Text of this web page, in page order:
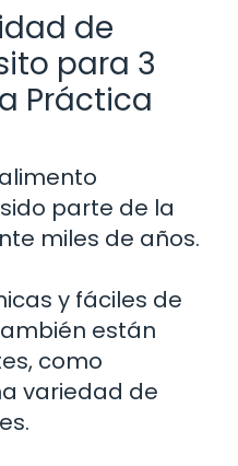
de
para 3
Práctica
parte de la
miles de años.
y fáciles de
están
como
variedad de